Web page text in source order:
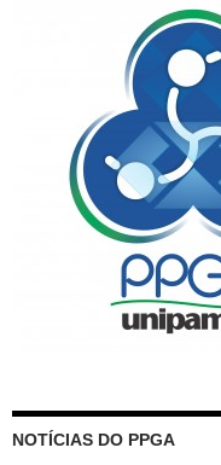
NOTÍCIAS DO PPGA